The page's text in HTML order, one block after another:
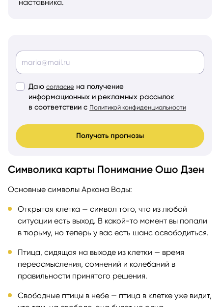
наставника.
Даю согласие на получение
информационных и рекламных рассылок
в соответствии с Политикой конфиденциальности
Получать прогнозы
Символика карты Понимание Ошо Дзен
Основные символы Аркана Воды:
Открытая клетка — символ того, что из любой
ситуации есть выход. В какой-то момент вы попали
в тюрьму, но теперь у вас есть шанс освободиться.
Птица, сидящая на выходе из клетки — время
переосмысления, сомнений и колебаний в
правильности принятого решения.
Свободные птицы в небе — птица в клетке уже видит,